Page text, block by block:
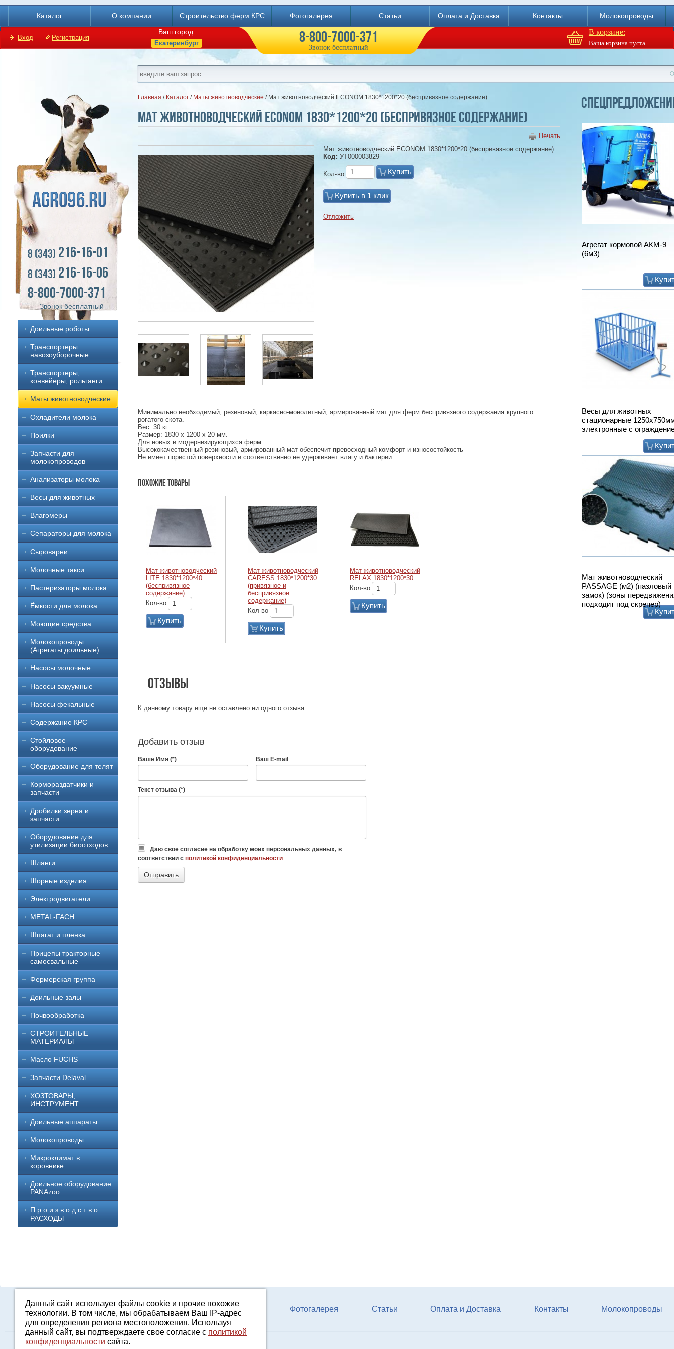
Каталог О компании Строительство ферм КРС Фотогалерея Статьи Оплата и Доставка Контакты Молокопроводы
Вход Регистрация
Ваш город:
Екатеринбург
В корзине:
Ваша корзина пуста
8-800-7000-371
Звонок бесплатный
8 (343) 216-16-01
8 (343) 216-16-06
8-800-7000-371
Звонок бесплатный
Доильные роботы
Транспортеры
навозоуборочные
Транспортеры,
конвейеры, рольганги
Маты животноводческие
Охладители молока
Поилки
Запчасти для
молокопроводов
Анализаторы молока
Весы для животных
Влагомеры
Сепараторы для молока
Сыроварни
Молочные такси
Пастеризаторы молока
Ёмкости для молока
Моющие средства
Молокопроводы
(Агрегаты доильные)
Насосы молочные
Насосы вакуумные
Насосы фекальные
Содержание КРС
Стойловое
оборудование
Оборудование для телят
Кормораздатчики и
запчасти
Дробилки зерна и
запчасти
Оборудование для
утилизации биоотходов
Шланги
Шорные изделия
Электродвигатели
METAL-FACH
Шпагат и пленка
Прицепы тракторные
самосвальные
Фермерская группа
Доильные залы
Почвообработка
СТРОИТЕЛЬНЫЕ
МАТЕРИАЛЫ
Масло FUCHS
Запчасти Delaval
ХОЗТОВАРЫ,
ИНСТРУМЕНТ
Доильные аппараты
Молокопроводы
Микроклимат в
коровнике
Доильное оборудование
PANAzoo
П р о и з в о д с т в о
РАСХОДЫ
Агрегат кормовой АКМ-9
(6м3)
Весы для животных
стационарные
электронные с
Мат животноводческий
PASSAGE (м2) (пазловый
замок) (зоны
подходит под скрепер)
Главная / Каталог / Маты животноводческие / Мат животноводческий ECONOM 1830*1200*20 (беспривязное содержание)
Мат животноводческий ECONOM 1830*1200*20 (беспривязное содержание)
Печать
Мат животноводческий ECONOM 1830*1200*20 (беспривязное содержание)
Код: УТ000003829
Кол-во Купить
Купить в 1 клик
Отложить
Минимально необходимый, резиновый, каркасно-монолитный, армированный мат для ферм беспривязного содержания крупного
рогатого скота.
Вес: 30 кг.
Размер: 1830 x 1200 х 20 мм.
Для новых и модернизирующихся ферм
Высококачественный резиновый, армированный мат обеспечит превосходный комфорт и износостойкость
Не имеет пористой поверхности и соответственно не удерживает влагу и бактерии
Похожие товары
Мат животноводческий
LITE 1830*1200*40
(беспривязное
содержание)
Кол-во
Купить
Мат животноводческий
CARESS 1830*1200*30
(привязное и
беспривязное
содержание)
Кол-во
Купить
Мат животноводческий
RELAX 1830*1200*30
Кол-во
Купить
Отзывы
К данному товару еще не оставлено ни одного отзыва
Добавить отзыв
Ваше Имя (*) Ваш E-mail
Текст отзыва (*)
Даю своё согласие на обработку моих персональных данных, в
соответствии с политикой конфиденциальности
Каталог О компании Строительство ферм КРС Фотогалерея Статьи Оплата и Доставка Контакты Молокопроводы
Данный сайт использует файлы cookie и прочие похожие
технологии. В том числе, мы обрабатываем Ваш IP-адрес
для определения региона местоположения. Используя
данный сайт, вы подтверждаете свое согласие с политикой
конфиденциальности сайта.